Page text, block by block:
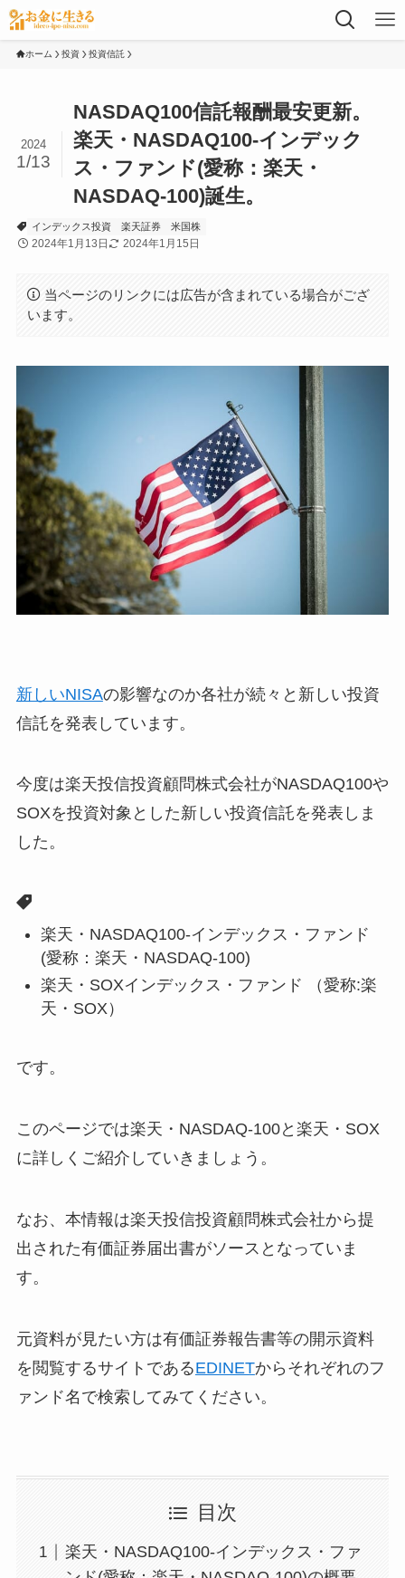
ホーム 投資 投資信託
NASDAQ100信託報酬最安更新。
楽天・NASDAQ100-インデック
ス・ファンド(愛称：楽天・
NASDAQ-100)誕生。
2024
1/13
インデックス投資 楽天証券 米国株
2024年1月13日 2024年1月15日
当ページのリンクには広告が含まれている場合がござ
います。
新しいNISAの影響なのか各社が続々と新しい投資
信託を発表しています。
今度は楽天投信投資顧問株式会社がNASDAQ100や
SOXを投資対象とした新しい投資信託を発表しま
した。
楽天・NASDAQ100-インデックス・ファンド
(愛称：楽天・NASDAQ-100)
楽天・SOXインデックス・ファンド （愛称:楽
天・SOX）
です。
このページでは楽天・NASDAQ-100と楽天・SOX
に詳しくご紹介していきましょう。
なお、本情報は楽天投信投資顧問株式会社から提
出された有価証券届出書がソースとなっていま
す。
元資料が見たい方は有価証券報告書等の開示資料
を閲覧するサイトであるEDINETからそれぞれのフ
ァンド名で検索してみてください。
目次
楽天・NASDAQ100-インデックス・ファ